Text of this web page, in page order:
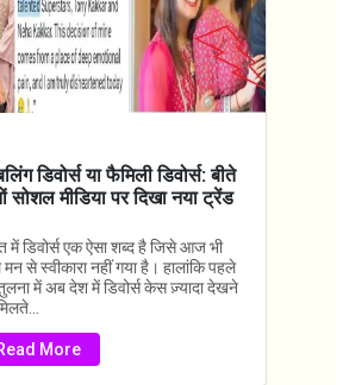
डिवोर्स या फैमिली डिवोर्स: बीते
सोशल मीडिया पर दिखा नया ट्रेंड
में डिवोर्स एक ऐसा शब्द है जिसे आज भी
से स्वीकारा नहीं गया है। हालांकि पहले
में अब देश में डिवोर्स केस ज़्यादा देखने
More